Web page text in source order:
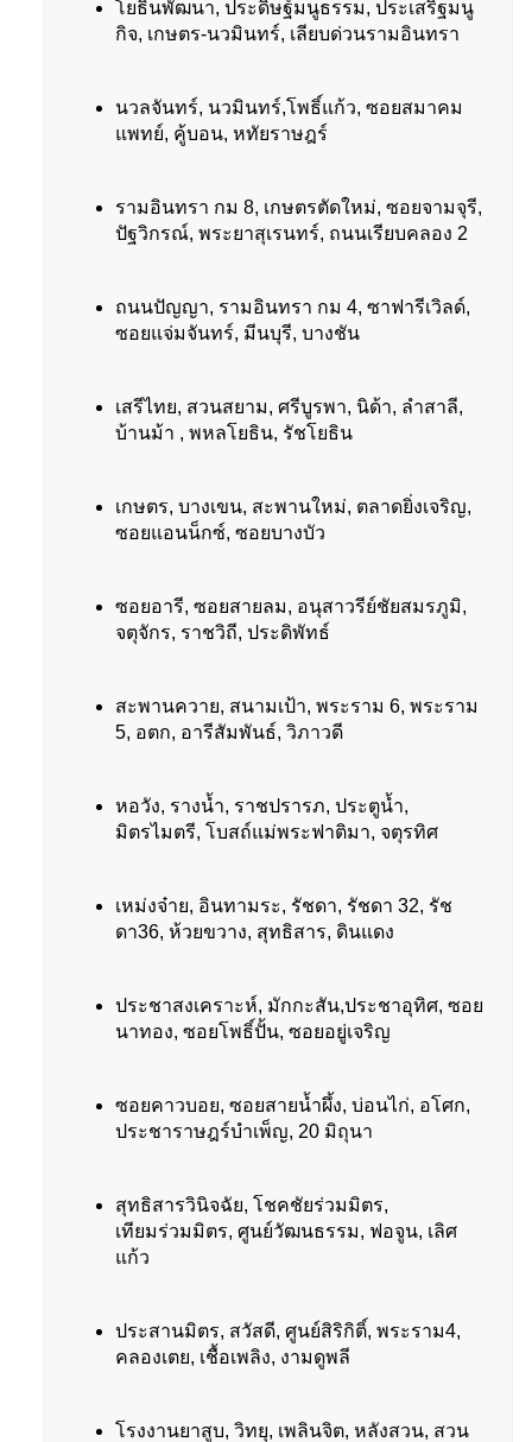
โยธินพัฒนา, ประดิษฐ์มนูธรรม, ประเสริฐมนู
กิจ, เกษตร-นวมินทร์, เลียบด่วนรามอินทรา
นวลจันทร์, นวมินทร์,โพธิ์แก้ว, ซอยสมาคม
แพทย์, คู้บอน, หทัยราษฎร์
รามอินทรา กม 8, เกษตรตัดใหม่, ซอยจามจุรี,
ปัฐวิกรณ์, พระยาสุเรนทร์, ถนนเรียบคลอง 2
ถนนปัญญา, รามอินทรา กม 4, ซาฟารีเวิลด์,
ซอยแจ่มจันทร์, มีนบุรี, บางชัน
เสรีไทย, สวนสยาม, ศรีบูรพา, นิด้า, ลำสาลี,
บ้านม้า , พหลโยธิน, รัชโยธิน
เกษตร, บางเขน, สะพานใหม่, ตลาดยิ่งเจริญ,
ซอยแอนน็กซ์, ซอยบางบัว
ซอยอารี, ซอยสายลม, อนุสาวรีย์ชัยสมรภูมิ,
จตุจักร, ราชวิถี, ประดิพัทธ์
สะพานควาย, สนามเป้า, พระราม 6, พระราม
5, อตก, อารีสัมพันธ์, วิภาวดี
หอวัง, รางน้ำ, ราชปรารภ, ประตูน้ำ,
มิตรไมตรี, โบสถ์แม่พระฟาติมา, จตุรทิศ
เหม่งจ๋าย, อินทามระ, รัชดา, รัชดา 32, รัช
ดา36, ห้วยขวาง, สุทธิสาร, ดินแดง
ประชาสงเคราะห์, มักกะสัน,ประชาอุทิศ, ซอย
นาทอง, ซอยโพธิ์ปั้น, ซอยอยู่เจริญ
ซอยคาวบอย, ซอยสายน้ำผึ้ง, บ่อนไก่, อโศก,
ประชาราษฎร์บำเพ็ญ, 20 มิถุนา
สุทธิสารวินิจฉัย, โชคชัยร่วมมิตร,
เทียมร่วมมิตร, ศูนย์วัฒนธรรม, ฟอจูน, เลิศ
แก้ว
ประสานมิตร, สวัสดี, ศูนย์สิริกิติ์, พระราม4,
คลองเตย, เชื้อเพลิง, งามดูพลี
โรงงานยาสูบ, วิทยุ, เพลินจิต, หลังสวน, สวน